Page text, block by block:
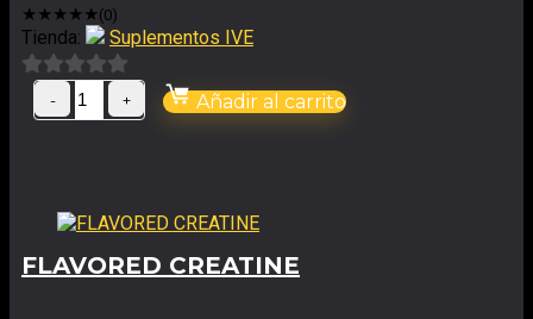
★★★★★(0)
Tienda: Suplementos IVE
de
Añadir al carrito
FLAVORED CREATINE